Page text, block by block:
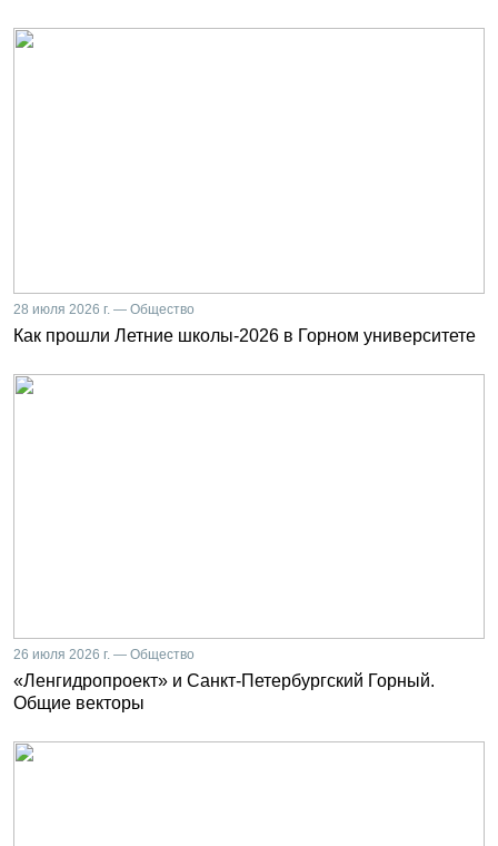
28 июля 2026 г. — Общество
Как прошли Летние школы-2026 в Горном университете
26 июля 2026 г. — Общество
«Ленгидропроект» и Санкт-Петербургский Горный.
Общие векторы